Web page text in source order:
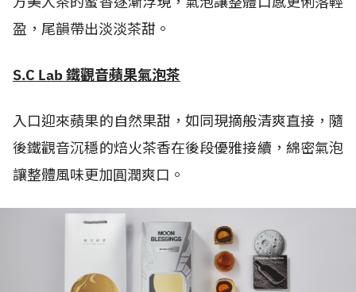
盈，尾韻帶出淡淡茶甜。
S.C Lab 鐵觀音蘋果氣泡茶
入口迎來蘋果的自然果甜，如同現摘般清爽直接，隨
後鐵觀音沉穩的焙火茶香在後段優雅接續，綿密氣泡
讓整體風味更加圓潤爽口。